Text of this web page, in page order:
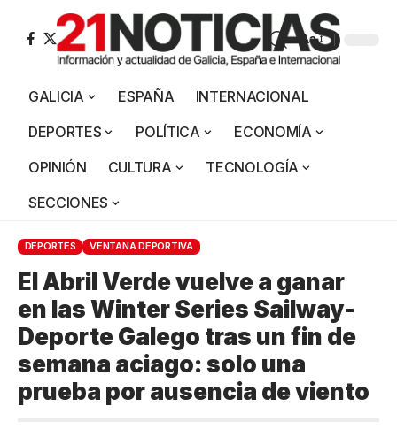
Aa
GALICIA ESPAÑA
INTERNACIONAL
DEPORTES
POLÍTICA
ECONOMÍA
OPINIÓN
CULTURA
TECNOLOGÍA
SECCIONES
DEPORTES VENTANA DEPORTIVA
El Abril Verde vuelve a ganar
en las Winter Series Sailway-
Deporte Galego tras un fin de
semana aciago: solo una
prueba por ausencia de viento